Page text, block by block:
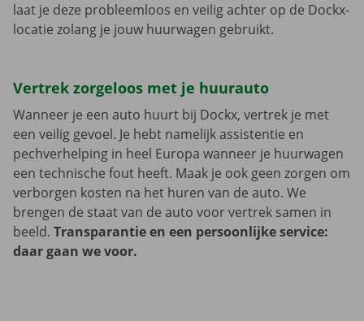
laat je deze probleemloos en veilig achter op de Dockx-
locatie zolang je jouw huurwagen gebruikt.
Vertrek zorgeloos met je huurauto
Wanneer je een auto huurt bij Dockx, vertrek je met
een veilig gevoel. Je hebt namelijk assistentie en
pechverhelping in heel Europa wanneer je huurwagen
een technische fout heeft. Maak je ook geen zorgen om
verborgen kosten na het huren van de auto. We
brengen de staat van de auto voor vertrek samen in
beeld. Transparantie en een persoonlijke service:
daar gaan we voor.